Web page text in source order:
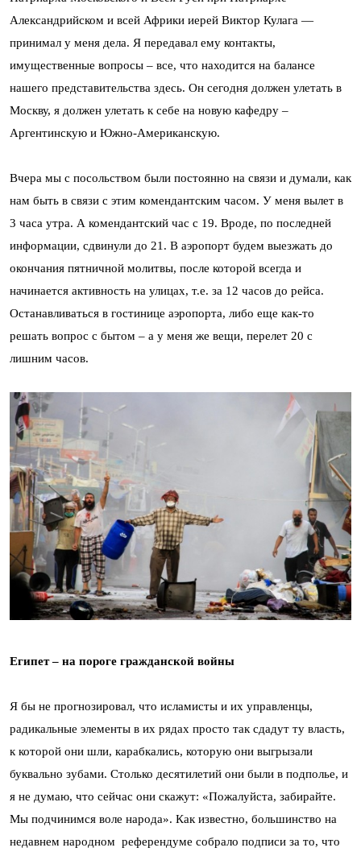
Александрийском и всей Африки иерей Виктор Кулага —
принимал у меня дела. Я передавал ему контакты,
имущественные вопросы – все, что находится на балансе
нашего представительства здесь. Он сегодня должен улетать в
Москву, я должен улетать к себе на новую кафедру –
Аргентинскую и Южно-Американскую.
Вчера мы с посольством были постоянно на связи и думали, как
нам быть в связи с этим комендантским часом. У меня вылет в
3 часа утра. А комендантский час с 19. Вроде, по последней
информации, сдвинули до 21. В аэропорт будем выезжать до
окончания пятничной молитвы, после которой всегда и
начинается активность на улицах, т.е. за 12 часов до рейса.
Останавливаться в гостинице аэропорта, либо еще как-то
решать вопрос с бытом – а у меня же вещи, перелет 20 с
лишним часов.
Египет – на пороге гражданской войны
Я бы не прогнозировал, что исламисты и их управленцы,
радикальные элементы в их рядах просто так сдадут ту власть,
к которой они шли, карабкались, которую они выгрызали
буквально зубами. Столько десятилетий они были в подполье, и
я не думаю, что сейчас они скажут: «Пожалуйста, забирайте.
Мы подчинимся воле народа». Как известно, большинство на
недавнем народном референдуме собрало подписи за то, что